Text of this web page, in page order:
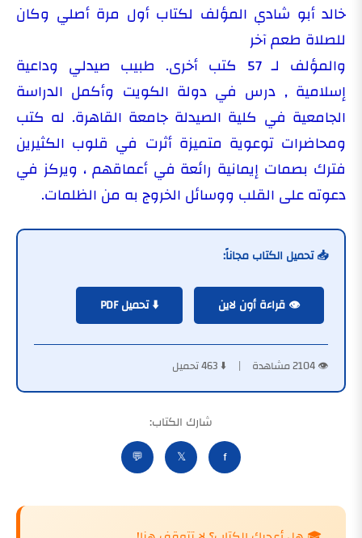
خالد أبو شادي المؤلف لكتاب أول مرة أصلي وكان
للصلاة طعم آخر
والمؤلف لـ 57 كتب أخرى. طبيب صيدلي وداعية
إسلامية , درس في دولة الكويت وأكمل الدراسة
الجامعية في كلية الصيدلة جامعة القاهرة. له كتب
ومحاضرات توعوية متميزة أثرت في قلوب الكثيرين
فترك بصمات إيمانية رائعة في أعماقهم ، ويركز في
دعوته على القلب ووسائل الخروج به من الظلمات.
📥 تحميل الكتاب مجاناً:
👁️ قراءة أون لاين ⬇️ تحميل PDF
👁️ 2104 مشاهدة | ⬇️ 463 تحميل
شارك الكتاب:
f
𝕏
💬